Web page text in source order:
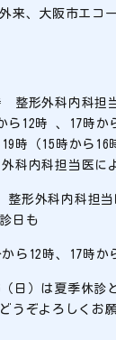
来、大阪市エコ
整形外科内科担
ら12時 、17時か
時（15時から16
科内科担当医に
整形外科内科担
日も
ら12時、17時か
日）は夏季休診
うぞよろしくお